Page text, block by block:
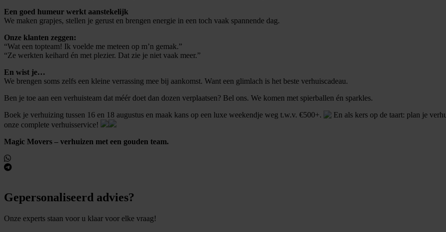
Een goed humeur werkt aanstekelijk
We maken grapjes, stellen je gerust en brengen energie in een toch vaak spannende dag.
Onze klanten zeggen:
“Wat een topteam! Ik voelde me meteen op m’n gemak.”
“Ze werkten keihard én met plezier. Dat zie je niet vaak meer.”
En wist je…
We brengen soms zelfs een kleine verrassing mee bij aankomst. Want een glimlach is het beste verhuiscadeau.
Ben je toe aan een verhuisteam dat méér doet dan dozen verplaatsen? Bel ons. We komen met spierballen én sparkles.
Boek je verhuizing tussen 16 en 18 augustus en maak kans op een luxe weekendje weg t.w.v. €500+.
En als kers op de taart: plan je
onze complete verhuisservice!
Magic Movers – verhuizen met een gouden team.
Gepersonaliseerd advies?
Onze experts staan voor u klaar voor elke vraag!